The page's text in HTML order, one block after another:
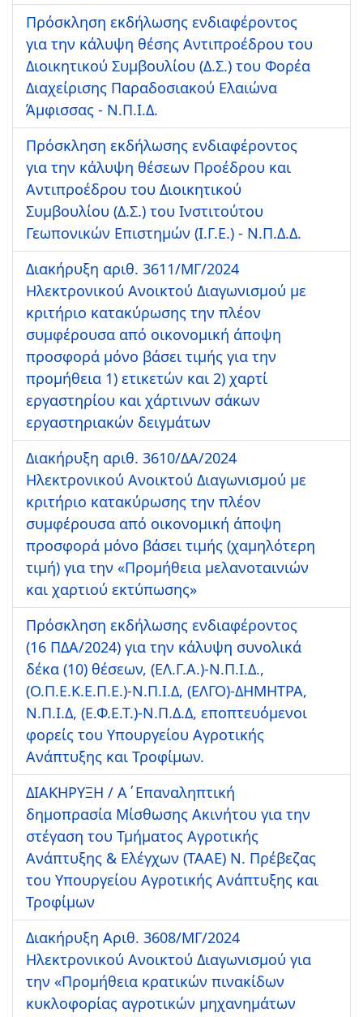
Πρόσκληση εκδήλωσης ενδιαφέροντος
για την κάλυψη θέσης Αντιπροέδρου του
Διοικητικού Συμβουλίου (Δ.Σ.) του Φορέα
Διαχείρισης Παραδοσιακού Ελαιώνα
Άμφισσας - Ν.Π.Ι.Δ.
Πρόσκληση εκδήλωσης ενδιαφέροντος
για την κάλυψη θέσεων Προέδρου και
Αντιπροέδρου του Διοικητικού
Συμβουλίου (Δ.Σ.) του Ινστιτούτου
Γεωπονικών Επιστημών (Ι.Γ.Ε.) - Ν.Π.Δ.Δ.
Διακήρυξη αριθ. 3611/ΜΓ/2024
Ηλεκτρονικού Ανοικτού Διαγωνισμού με
κριτήριο κατακύρωσης την πλέον
συμφέρουσα από οικονομική άποψη
προσφορά μόνο βάσει τιμής για την
προμήθεια 1) ετικετών και 2) χαρτί
εργαστηρίου και χάρτινων σάκων
εργαστηριακών δειγμάτων
Διακήρυξη αριθ. 3610/ΔΑ/2024
Ηλεκτρονικού Ανοικτού Διαγωνισμού με
κριτήριο κατακύρωσης την πλέον
συμφέρουσα από οικονομική άποψη
προσφορά μόνο βάσει τιμής (χαμηλότερη
τιμή) για την «Προμήθεια μελανοταινιών
και χαρτιού εκτύπωσης»
Πρόσκληση εκδήλωσης ενδιαφέροντος
(16 ΠΔΑ/2024) για την κάλυψη συνολικά
δέκα (10) θέσεων, (ΕΛ.Γ.Α.)-Ν.Π.Ι.Δ.,
(Ο.Π.Ε.Κ.Ε.Π.Ε.)-Ν.Π.Ι.Δ, (ΕΛΓΟ)-ΔΗΜΗΤΡΑ,
Ν.Π.Ι.Δ, (Ε.Φ.Ε.Τ.)-Ν.Π.Δ.Δ, εποπτευόμενοι
φορείς του Υπουργείου Αγροτικής
Ανάπτυξης και Τροφίμων.
ΔΙΑΚΗΡΥΞΗ / A΄Επαναληπτική
δημοπρασία Μίσθωσης Ακινήτου για την
στέγαση του Τμήματος Αγροτικής
Ανάπτυξης & Ελέγχων (ΤΑΑΕ) Ν. Πρέβεζας
του Υπουργείου Αγροτικής Ανάπτυξης και
Τροφίμων
Διακήρυξη Αριθ. 3608/ΜΓ/2024
Ηλεκτρονικού Ανοικτού Διαγωνισμού για
την «Προμήθεια κρατικών πινακίδων
κυκλοφορίας αγροτικών μηχανημάτων